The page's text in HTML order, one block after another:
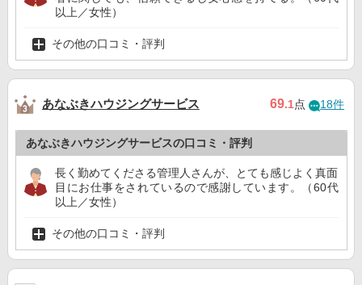
以上／女性）
その他の口コミ・評判
あなぶきハウジングサービス 69.1点 18件
あなぶきハウジングサービスの口コミ・評判
長く勤めてくださる管理人さんが、とても感じよく真面
目にお仕事をされているので感謝しています。（60代
以上／女性）
その他の口コミ・評判